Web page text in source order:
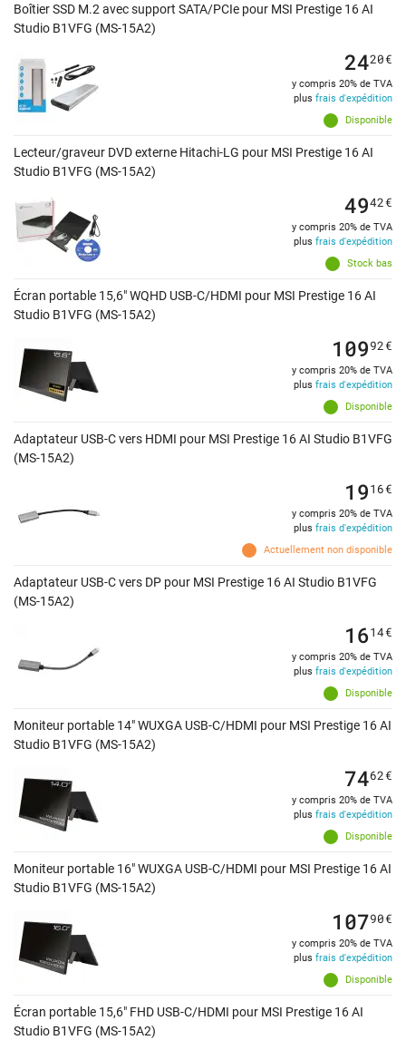
Boîtier SSD M.2 avec support SATA/PCIe pour MSI Prestige 16 AI
Studio B1VFG (MS-15A2)
Disponible
2420€
y compris 20% de TVA
plus frais d'expédition
Lecteur/graveur DVD externe Hitachi-LG pour MSI Prestige 16 AI
Studio B1VFG (MS-15A2)
Stock bas
4942€
y compris 20% de TVA
plus frais d'expédition
Écran portable 15,6" WQHD USB-C/HDMI pour MSI Prestige 16 AI
Studio B1VFG (MS-15A2)
Disponible
10992€
y compris 20% de TVA
plus frais d'expédition
Adaptateur USB-C vers HDMI pour MSI Prestige 16 AI Studio B1VFG
(MS-15A2)
Actuellement non disponible
1916€
y compris 20% de TVA
plus frais d'expédition
Adaptateur USB-C vers DP pour MSI Prestige 16 AI Studio B1VFG
(MS-15A2)
Disponible
1614€
y compris 20% de TVA
plus frais d'expédition
Moniteur portable 14" WUXGA USB-C/HDMI pour MSI Prestige 16 AI
Studio B1VFG (MS-15A2)
Disponible
7462€
y compris 20% de TVA
plus frais d'expédition
Moniteur portable 16" WUXGA USB-C/HDMI pour MSI Prestige 16 AI
Studio B1VFG (MS-15A2)
Disponible
10790€
y compris 20% de TVA
plus frais d'expédition
Écran portable 15,6" FHD USB-C/HDMI pour MSI Prestige 16 AI
Studio B1VFG (MS-15A2)